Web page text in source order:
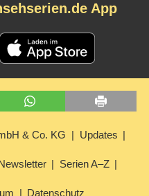
App
& Co. KG Updates
Serien A–Z
Datenschutz